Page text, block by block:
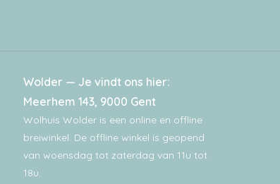
Wolder — Je vindt ons hier:
Meerhem 143, 9000 Gent
Wolhuis Wolder is een online en offline
breiwinkel. De offline winkel is geopend
van woensdag tot zaterdag van 11u tot
18u.